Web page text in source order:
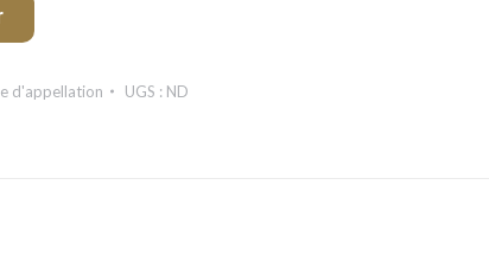
d'appellation UGS : ND